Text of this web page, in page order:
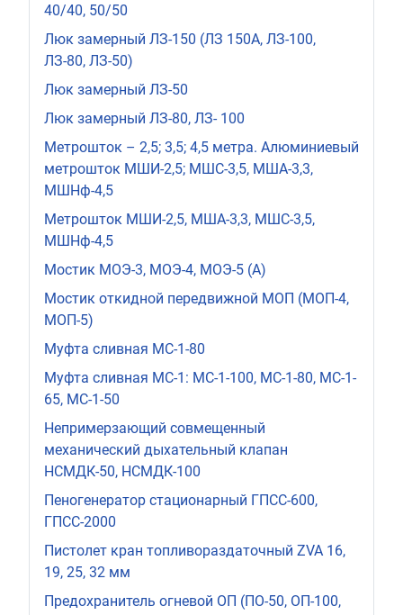
40/40, 50/50
Люк замерный ЛЗ-150 (ЛЗ 150А, ЛЗ-100,
ЛЗ-80, ЛЗ-50)
Люк замерный ЛЗ-50
Люк замерный ЛЗ-80, ЛЗ- 100
Метрошток – 2,5; 3,5; 4,5 метра. Алюминиевый
метрошток МШИ-2,5; МШС-3,5, МША-3,3,
МШНф-4,5
Метрошток МШИ-2,5, МША-3,3, МШС-3,5,
МШНф-4,5
Мостик МОЭ-3, МОЭ-4, МОЭ-5 (А)
Мостик откидной передвижной МОП (МОП-4,
МОП-5)
Муфта сливная МС-1-80
Муфта сливная МС-1: МС-1-100, МС-1-80, МС-1-
65, МС-1-50
Непримерзающий совмещенный
механический дыхательный клапан
НСМДК-50, НСМДК-100
Пеногенератор стационарный ГПСС-600,
ГПСС-2000
Пистолет кран топливораздаточный ZVA 16,
19, 25, 32 мм
Предохранитель огневой ОП (ПО-50, ОП-100,